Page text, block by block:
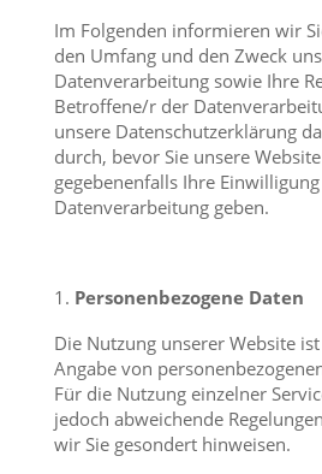
Im Folgenden informieren wir
den Umfang und den Zweck
Datenverarbeitung sowie Ihre
Betroffene/r der
unsere Datenschutzerklärung
durch, bevor Sie unsere
gegebenenfalls Ihre
Datenverarbeitung geben.
Personenbezogene Daten
Die Nutzung unserer Website
Angabe von
Für die Nutzung einzelner
jedoch abweichende
wir Sie gesondert hinweisen.